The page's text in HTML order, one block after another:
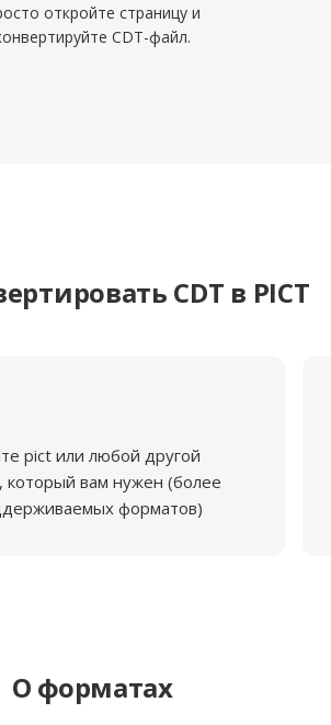
откройте страницу и
CDT-файл.
CDT в PICT
pict или любой другой
который вам нужен (более
форматов)
О форматах